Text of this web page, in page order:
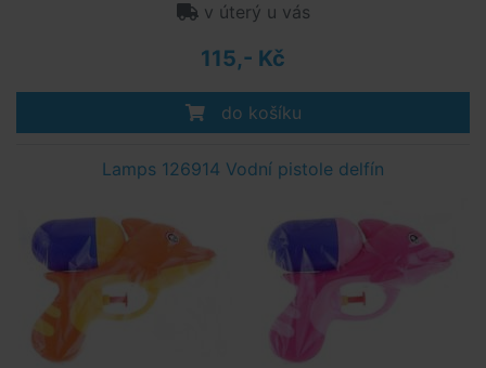
v úterý u vás
115,- Kč
do košíku
Lamps 126914 Vodní pistole delfín